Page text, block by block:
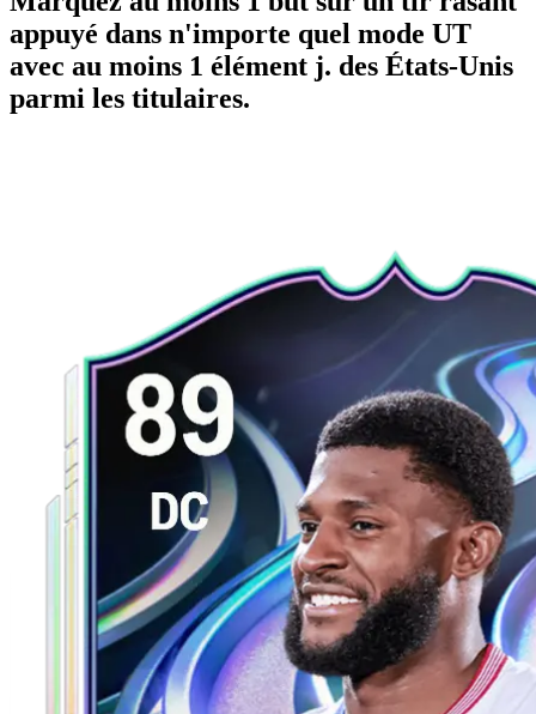
appuyé dans n'importe quel mode UT
avec au moins 1 élément j. des États-Unis
parmi les titulaires.